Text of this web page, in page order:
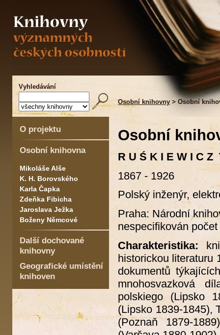
Vyhledávání
Osobní knihovny > Osobní
O projektu
Osobní knihovna
Mikoláše Alše
K. H. Borovského
Karla Čapka
Zdeňka Fibicha
Jaroslava Ježka
Boženy Němcové
Další dochované
knihovny
Geografické umístění
knihoven
Osobní
R U Ś K I E W I C Z
1867 - 1926
Polský inženýr,
Praha: Národní
nespecifikován
Charakteristika:
historickou literaturu
dokumentů
mnohosvazková
polskiego (Lipsko
(Lipsko 1839-1845),
(Poznaň 1879-